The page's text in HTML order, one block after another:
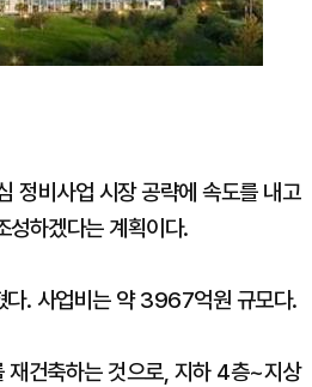
정비사업 시장 공략에 속도를 내고
성하겠다는 계획이다.
다. 사업비는 약 3967억원 규모다.
재건축하는 것으로, 지하 4층~지상